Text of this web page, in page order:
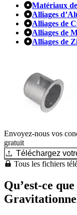
Matériaux
Alliages
Alliages de
Alliages de
Alliages de
Envoyez-nous vos
gratuit
Téléchargez
Tous les fichiers
Qu’est-ce